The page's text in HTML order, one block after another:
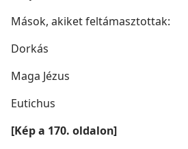
Mások, akiket feltámasztottak:
Dorkás
Maga Jézus
Eutichus
[Kép a 170. oldalon]